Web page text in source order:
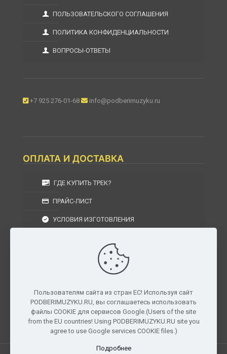
ПОЛЬЗОВАТЕЛЬСКОГО СОГЛАШЕНИЯ
ПОЛИТИКА КОНФИДЕНЦИАЛЬНОСТИ
ВОПРОСЫ-ОТВЕТЫ
+7 925 276-01-68 info@podberimuzyku.ru
ОПЛАТА И ДОСТАВКА
ГДЕ КУПИТЬ ТРЕК?
ПРАЙС-ЛИСТ
УСЛОВИЯ ИЗГОТОВЛЕНИЯ
УСЛОВИЯ ВОЗВРАТА
г. Москва, Московская область, Центральный
федеральный округ, РФ, Россия
Пользователям сайта из стран ЕС! Используя сайт
PODBERIMUZYKU.RU, вы соглашаетесь использовать
файлы COOKIE для сервисов Google.(Users of the site
from the EU countries! Using PODBERIMUZYKU.RU site you
agree to use Google services COOKIE files.)
Подробнее